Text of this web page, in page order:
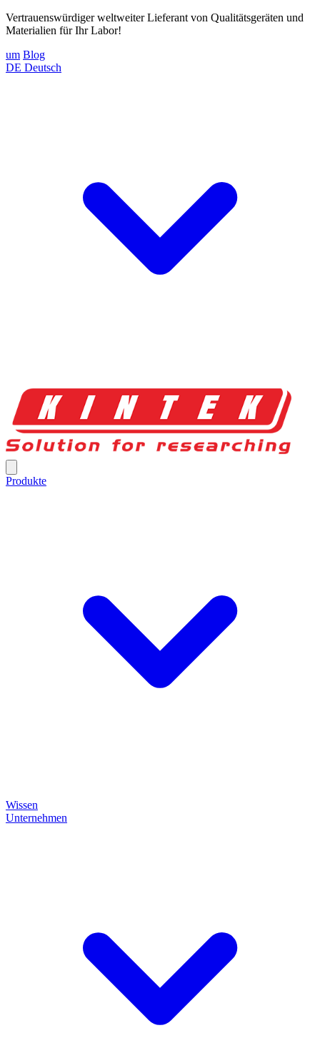
Vertrauenswürdiger weltweiter Lieferant von Qualitätsgeräten und
Materialien für Ihr Labor!
um Blog
DE Deutsch
Produkte
Wissen
Unternehmen